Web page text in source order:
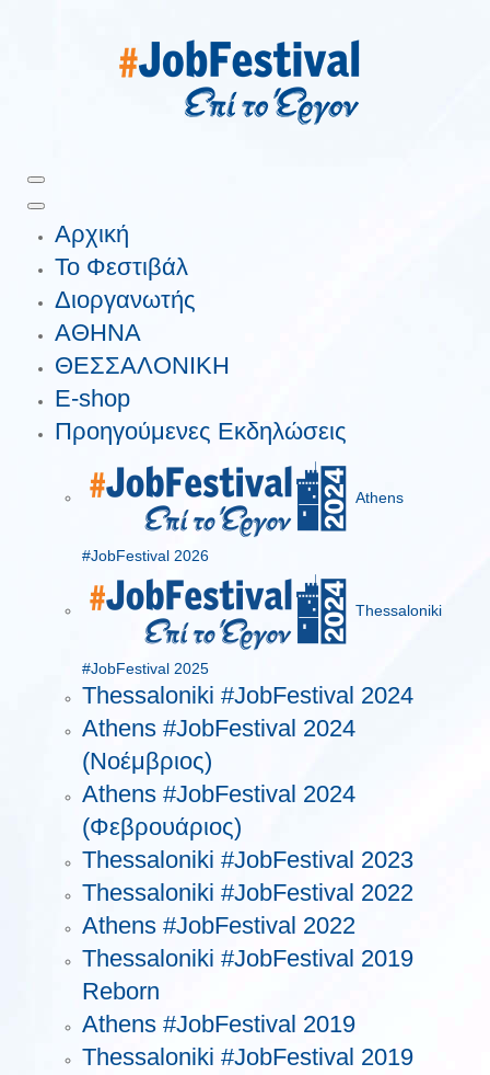
Αρχική
Το Φεστιβάλ
Διοργανωτής
ΑΘΗΝΑ
ΘΕΣΣΑΛΟΝΙΚΗ
E-shop
Προηγούμενες Εκδηλώσεις
Athens
#JobFestival 2026
Thessaloniki
#JobFestival 2025
Thessaloniki #JobFestival 2024
Athens #JobFestival 2024
(Νοέμβριος)
Athens #JobFestival 2024
(Φεβρουάριος)
Thessaloniki #JobFestival 2023
Thessaloniki #JobFestival 2022
Athens #JobFestival 2022
Thessaloniki #JobFestival 2019
Reborn
Athens #JobFestival 2019
Thessaloniki #JobFestival 2019